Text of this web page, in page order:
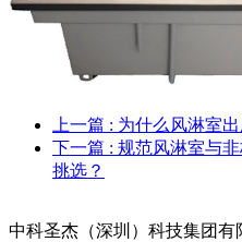
上一篇 : 为什么风淋室
下一篇 : 规范风淋室与
挑选？
中科圣杰（深圳）科技集团有